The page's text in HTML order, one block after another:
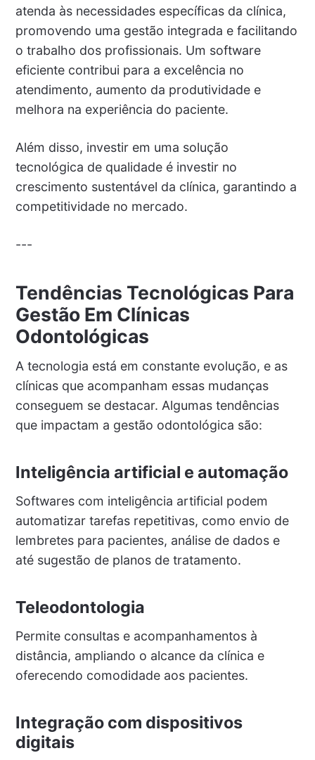
atenda às necessidades específicas da clínica,
promovendo uma gestão integrada e facilitando
o trabalho dos profissionais. Um software
eficiente contribui para a excelência no
atendimento, aumento da produtividade e
melhora na experiência do paciente.
Além disso, investir em uma solução
tecnológica de qualidade é investir no
crescimento sustentável da clínica, garantindo a
competitividade no mercado.
---
Tendências Tecnológicas Para
Gestão Em Clínicas
Odontológicas
A tecnologia está em constante evolução, e as
clínicas que acompanham essas mudanças
conseguem se destacar. Algumas tendências
que impactam a gestão odontológica são:
Inteligência artificial e automação
Softwares com inteligência artificial podem
automatizar tarefas repetitivas, como envio de
lembretes para pacientes, análise de dados e
até sugestão de planos de tratamento.
Teleodontologia
Permite consultas e acompanhamentos à
distância, ampliando o alcance da clínica e
oferecendo comodidade aos pacientes.
Integração com dispositivos
digitais